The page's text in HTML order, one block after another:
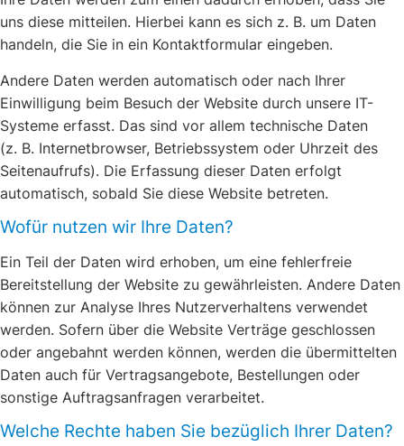
uns diese mitteilen. Hierbei kann es sich z. B. um Daten
handeln, die Sie in ein Kontaktformular eingeben.
Andere Daten werden automatisch oder nach Ihrer
Einwilligung beim Besuch der Website durch unsere IT-
Systeme erfasst. Das sind vor allem technische Daten
(z. B. Internetbrowser, Betriebssystem oder Uhrzeit des
Seitenaufrufs). Die Erfassung dieser Daten erfolgt
automatisch, sobald Sie diese Website betreten.
Wofür nutzen wir Ihre Daten?
Ein Teil der Daten wird erhoben, um eine fehlerfreie
Bereitstellung der Website zu gewährleisten. Andere Daten
können zur Analyse Ihres Nutzerverhaltens verwendet
werden. Sofern über die Website Verträge geschlossen
oder angebahnt werden können, werden die übermittelten
Daten auch für Vertragsangebote, Bestellungen oder
sonstige Auftragsanfragen verarbeitet.
Welche Rechte haben Sie bezüglich Ihrer Daten?